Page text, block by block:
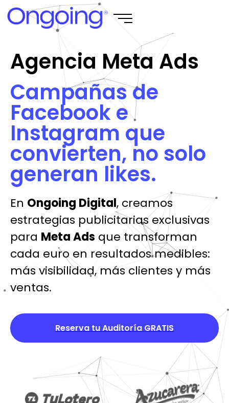
Agencia Meta Ads
Campañas de
Facebook e
Instagram que
convierten, no solo
generan likes.
En Ongoing Digital, creamos
estrategias publicitarias exclusivas
para Meta Ads que transforman
cada euro en resultados medibles:
más visibilidad, más clientes y más
ventas.
Reserva tu Auditoría GRATIS